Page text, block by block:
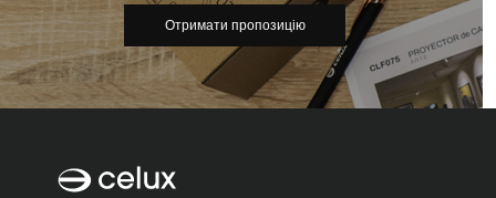
Отримати пропозицію